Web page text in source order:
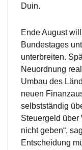
Duin.
Ende August
Bundestages
unterbreiten.
Neuordnung
Umbau des
neuen
selbstständig
Steuergeld über
nicht geben“,
Entscheidung